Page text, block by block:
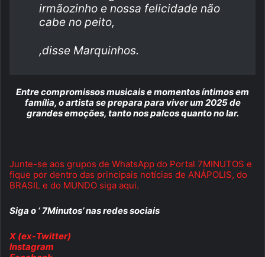
irmãozinho e nossa felicidade não
cabe no peito,
,disse Marquinhos.
Entre compromissos musicais e momentos íntimos em
família, o artista se prepara para viver um 2025 de
grandes emoções, tanto nos palcos quanto no lar.
Junte-se aos grupos de WhatsApp do Portal 7MINUTOS e
fique por dentro das principais notícias de ANÁPOLIS, do
BRASIL e do MUNDO siga aqui.
Siga o ‘ 7Minutos’ nas redes sociais
X (ex-Twitter)
Instagram